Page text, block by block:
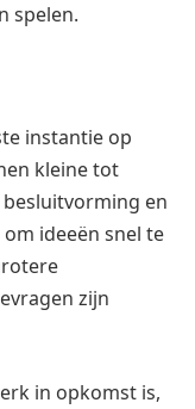
spelen.
instantie op
kleine tot
en
ideeën snel te
zijn
in opkomst is,